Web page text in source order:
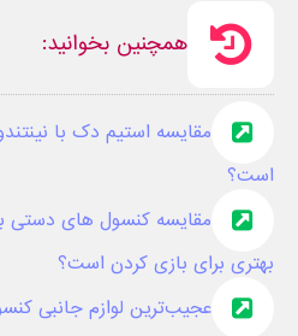
همچنین بخوانید:
مقایسه استیم دک با
است؟
مقایسه کنسول های دستی
بهتری برای بازی کردن است؟
عجیب‌ترین لوازم جانبی